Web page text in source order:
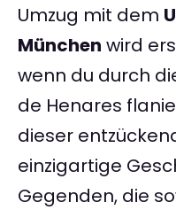
Umzug mit dem
München wird
wenn du durch
de Henares
dieser
einzigartige
Gegenden, die